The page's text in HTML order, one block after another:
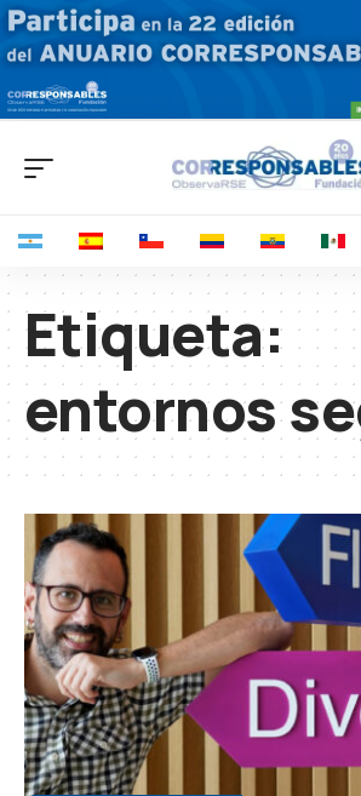
Etiqueta:
entornos